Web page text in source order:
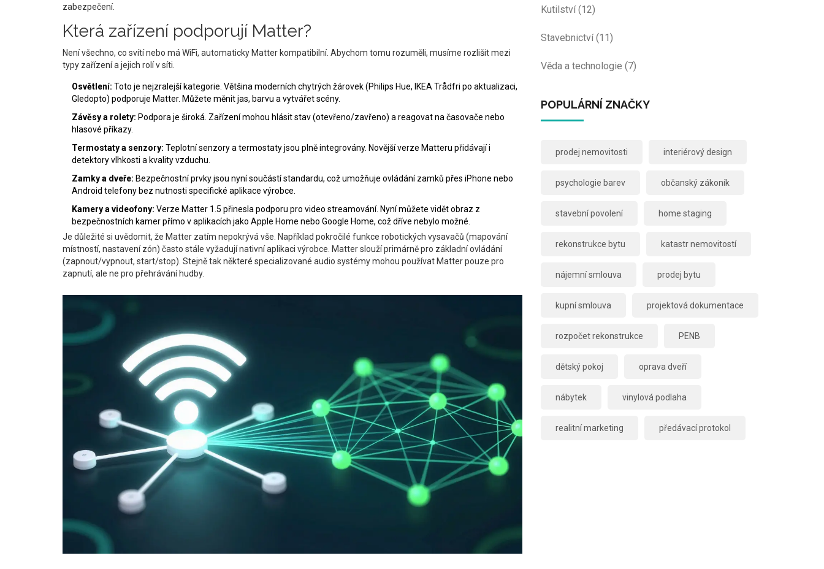
zabezpečení.
Která zařízení podporují Matter?
Není všechno, co svítí nebo má WiFi, automaticky Matter kompatibilní. Abychom tomu rozuměli, musíme rozlišit mezi
typy zařízení a jejich rolí v síti.
Osvětlení: Toto je nejzralejší kategorie. Většina moderních chytrých žárovek (Philips Hue, IKEA Trådfri po aktualizaci,
Gledopto) podporuje Matter. Můžete měnit jas, barvu a vytvářet scény.
Závěsy a rolety: Podpora je široká. Zařízení mohou hlásit stav (otevřeno/zavřeno) a reagovat na časovače nebo
hlasové příkazy.
Termostaty a senzory: Teplotní senzory a termostaty jsou plně integrovány. Novější verze Matteru přidávají i
detektory vlhkosti a kvality vzduchu.
Zamky a dveře: Bezpečnostní prvky jsou nyní součástí standardu, což umožňuje ovládání zamků přes iPhone nebo
Android telefony bez nutnosti specifické aplikace výrobce.
Kamery a videofony: Verze Matter 1.5 přinesla podporu pro video streamování. Nyní můžete vidět obraz z
bezpečnostních kamer přímo v aplikacích jako Apple Home nebo Google Home, což dříve nebylo možné.
Je důležité si uvědomit, že Matter zatím nepokrývá vše. Například pokročilé funkce robotických vysavačů (mapování
místností, nastavení zón) často stále vyžadují nativní aplikaci výrobce. Matter slouží primárně pro základní ovládání
(zapnout/vypnout, start/stop). Stejně tak některé specializované audio systémy mohou používat Matter pouze pro
zapnutí, ale ne pro přehrávání hudby.
Kutilství(12)
Stavebnictví(11)
Věda a technologie (7)
POPULÁRNÍ ZNAČKY
prodej nemovitosti interiérový design
psychologie barev občanský zákoník
stavební povolení home staging
rekonstrukce bytu katastr nemovitostí
nájemní smlouva prodej bytu
kupní smlouva projektová dokumentace
rozpočet rekonstrukce PENB
dětský pokoj oprava dveří
nábytek vinylová podlaha
realitní marketing předávací protokol